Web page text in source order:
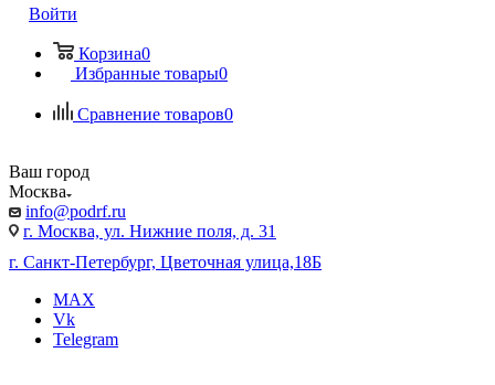
Войти
Корзина0
Избранные товары0
Сравнение товаров0
Ваш город
Москва
info@podrf.ru
г. Москва, ул. Нижние поля, д. 31
г. Санкт-Петербург, Цветочная улица,18Б
MAX
Vk
Telegram